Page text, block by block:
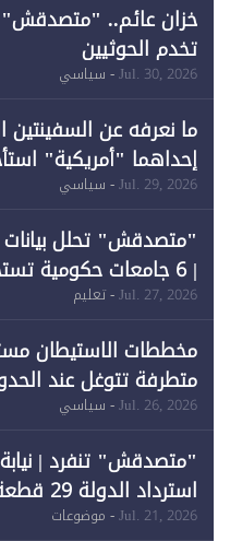
خزان عائم.. "متصدقش"
تخدم الحوثيين
Jul. 30, 2026- سياسي
ما نعرفه عن
إحداهما "أمريكية"
احتياجات الطاقة
Jul. 29, 2026- سياسي
"متصدقش" تحلل بيانات
Jul. 27, 2026- تعليم
مخططات الاستيطان
متطرفة تتوغل عند
خرق الحدود
Jul. 26, 2026- سياسي
"متصدقش" تنفرد |
وقبول طعن الحكومة جزئيًا
Jul. 21, 2026- موضوعات